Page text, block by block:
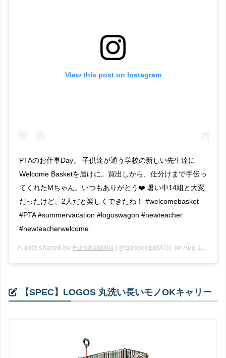
View this post on Instagram
PTAのお仕事Day。 子供達が通う学校の新しい先生達に
Welcome Basketを届けに。買出しから、仕分けまで手伝っ
てくれたMちゃん。いつもありがとう❤️ 暑い中14組と大変
だったけど、2人だと楽しくできたね！ #welcomebasket
#PTA #summervacation #logoswagon #newteacher
#newteacherwelcome
A post shared by Fumika&Miki (@gooseegg003) on Aug 11, 2016 at 11:32pm PDT
【SPEC】LOGOS 丸洗い長いモノOKキャリー